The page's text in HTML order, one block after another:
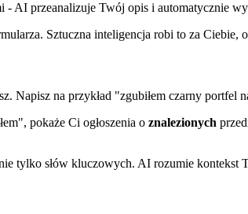
- AI przeanalizuje Twój opis i automatycznie
Sztuczna inteligencja robi to za Ciebie,
Napisz na przykład "zgubiłem czarny
pokaże Ci ogłoszenia o znalezionych
tylko słów kluczowych. AI rozumie